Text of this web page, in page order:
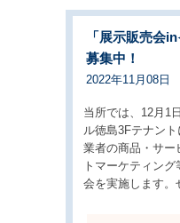
「展示販売会
募集中！
2022年11月08日
当所では、12月1
ル徳島3Fテナン
業者の商品・サー
トマーケティン
会を実施します。